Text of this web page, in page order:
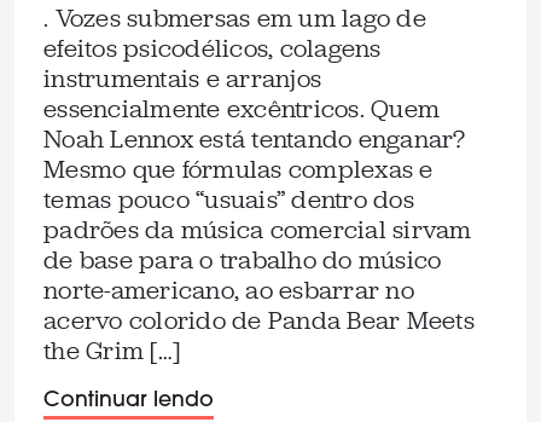
. Vozes submersas em um lago de
efeitos psicodélicos, colagens
instrumentais e arranjos
essencialmente excêntricos. Quem
Noah Lennox está tentando enganar?
Mesmo que fórmulas complexas e
temas pouco “usuais” dentro dos
padrões da música comercial sirvam
de base para o trabalho do músico
norte-americano, ao esbarrar no
acervo colorido de Panda Bear Meets
the Grim […]
Continuar lendo